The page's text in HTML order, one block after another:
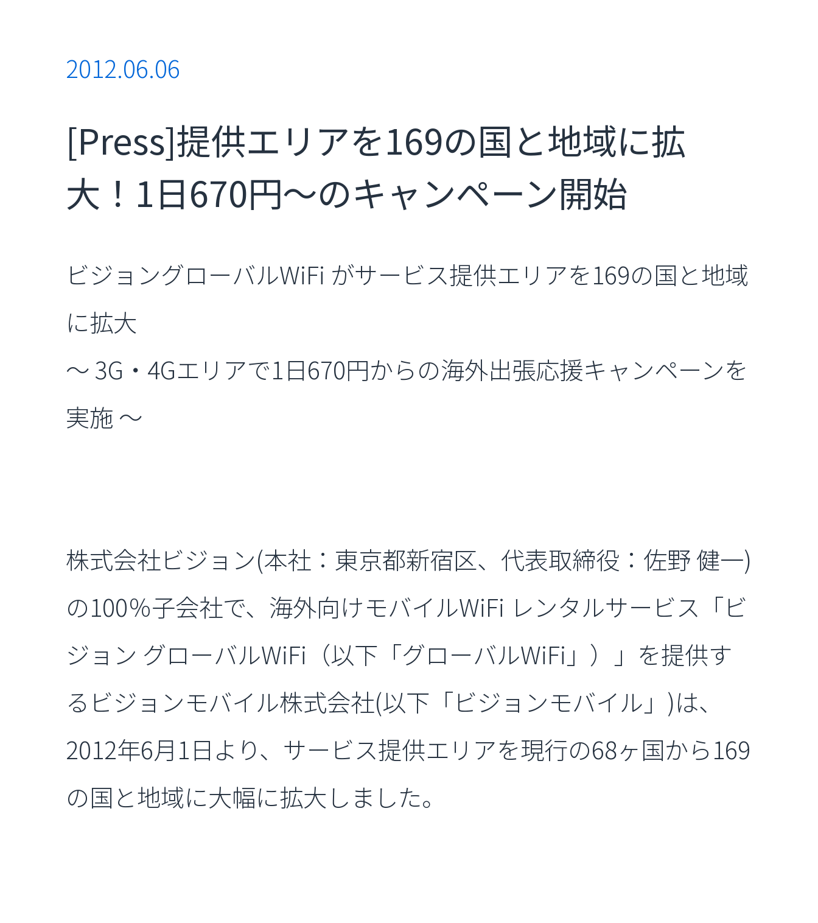
2012.06.06
[Press]提供エリアを169の国と地域に拡
大！1日670円～のキャンペーン開始
ビジョングローバルWiFi がサービス提供エリアを169の国と地域
に拡大
～ 3G・4Gエリアで1日670円からの海外出張応援キャンペーンを
実施 ～
株式会社ビジョン(本社：東京都新宿区、代表取締役：佐野 健一)
の100％子会社で、海外向けモバイルWiFi レンタルサービス「ビ
ジョン グローバルWiFi（以下「グローバルWiFi」）」を提供す
るビジョンモバイル株式会社(以下「ビジョンモバイル」)は、
2012年6月1日より、サービス提供エリアを現行の68ヶ国から169
の国と地域に大幅に拡大しました。